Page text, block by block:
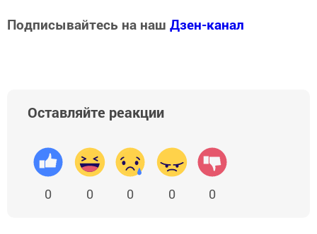
Подписывайтесь на наш Дзен-канал
Оставляйте реакции
0 0 0 0 0